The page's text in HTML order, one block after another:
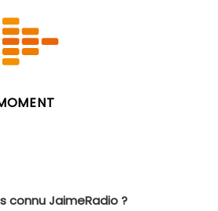
connu JaimeRadio ?